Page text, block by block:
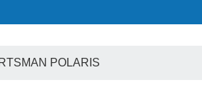
POLARIS